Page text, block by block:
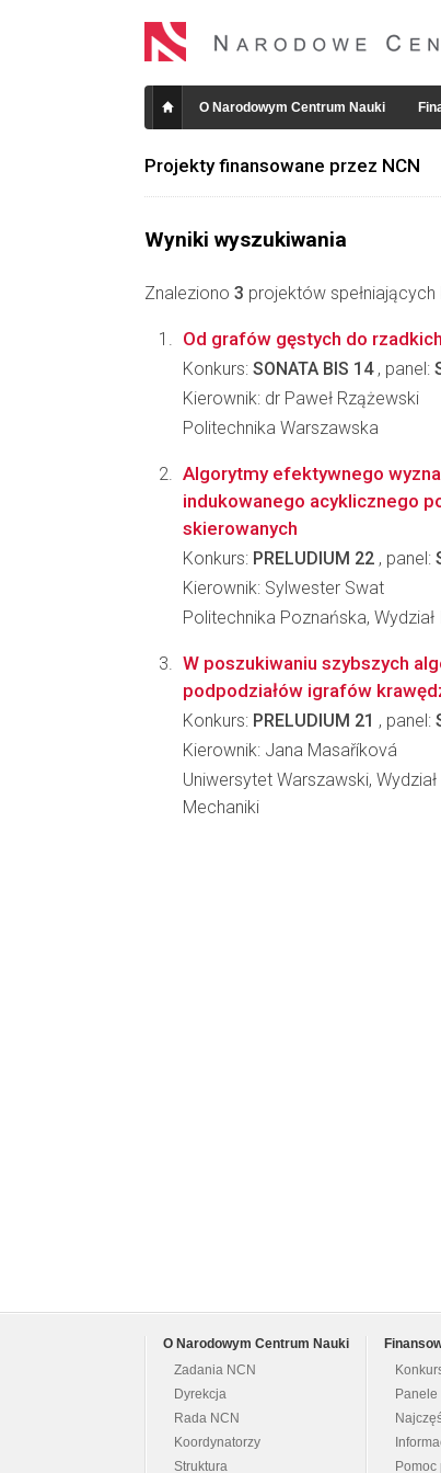
O Narodowym Centrum Nauki
Projekty finansowane przez NCN
Wyniki wyszukiwania
Znaleziono 3 projektów
Od grafów gęstych do
Konkurs: SONATA BIS 14, panel:
Kierownik: dr Paweł Rzążewski
Politechnika Warszawska
Algorytmy efektywnego
indukowanego acyklicznego
skierowanych
Konkurs: PRELUDIUM 22 , panel:
Kierownik: Sylwester Swat
Politechnika Poznańska,
W poszukiwaniu szybszych
podpodziałów igrafów
Konkurs: PRELUDIUM 21 , panel:
Kierownik: Jana Masaříková
Uniwersytet Warszawski,
Mechaniki
O Narodowym Centrum Nauki
Zadania NCN
Dyrekcja
Rada NCN
Koordynatorzy
Struktura
Panele
Pomoc